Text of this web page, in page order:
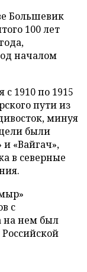
Большевик
100 лет
началом
1910 по 1915
пути из
минуя
были
«Вайгач»,
в северные
с
на нем был